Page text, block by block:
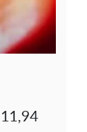
11,94